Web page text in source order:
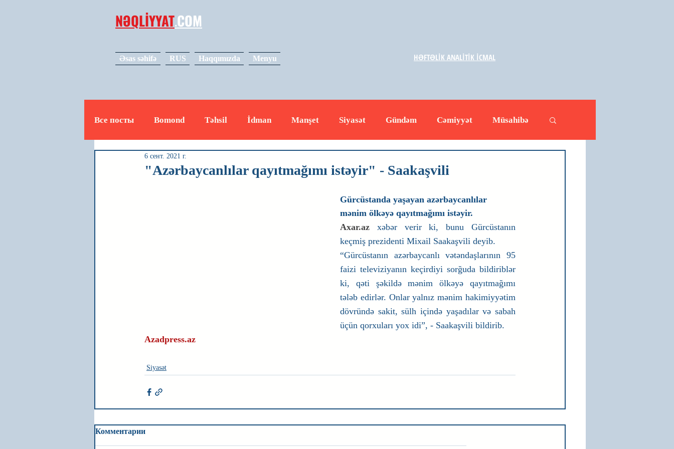
NƏQLİYYAT.COM
Əsas səhifə RUS Haqqımızda Menyu
Все посты Bomond Təhsil İdman Manşet Siyasət Gündəm Cəmiyyət Müsahibə
Video
"Azərbaycanlılar qayıtmağımı istəyir" - Saakaşvili
6 сент. 2021 г.
Gürcüstanda yaşayan azərbaycanlılar
mənim ölkəyə qayıtmağımı istəyir.
Axar.az xəbər verir ki, bunu Gürcüstanın
keçmiş prezidenti Mixail Saakaşvili deyib.
“Gürcüstanın azərbaycanlı vətəndaşlarının 95
faizi televiziyanın keçirdiyi sorğuda bildiriblər
ki, qəti şəkildə mənim ölkəyə qayıtmağımı
tələb edirlər. Onlar yalnız mənim hakimiyyətim
dövründə sakit, sülh içində yaşadılar və sabah
üçün qorxuları yox idi”, - Saakaşvili bildirib.
Azadpress.az
Siyasət
Комментарии
HƏFTƏLİK ANALİTİK İCMAL